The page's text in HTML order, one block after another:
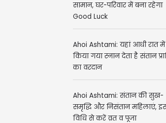
Dhanteras: धनतेरस पर खरीदें ये
सामान, घर-परिवार में बना रहेगा
Ahoi Ashtami: यहां आधी रात में
किया गया स्नान देता है संतान
Ahoi Ashtami: संतान की सुख-